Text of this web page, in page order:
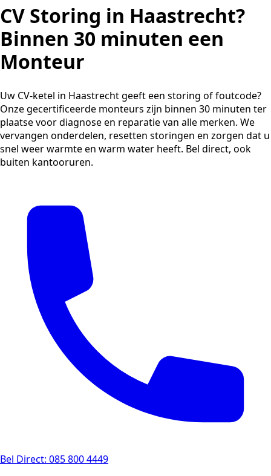
CV Storing in Haastrecht?
Binnen 30 minuten een
Monteur
Uw CV-ketel in Haastrecht geeft een storing of foutcode?
Onze gecertificeerde monteurs zijn binnen 30 minuten ter
plaatse voor diagnose en reparatie van alle merken. We
vervangen onderdelen, resetten storingen en zorgen dat u
snel weer warmte en warm water heeft. Bel direct, ook
buiten kantooruren.
Bel Direct: 085 800 4449